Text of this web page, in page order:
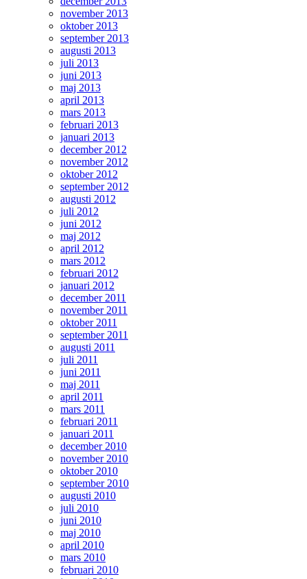
november 2013
oktober 2013
september 2013
augusti 2013
juli 2013
juni 2013
maj 2013
april 2013
mars 2013
februari 2013
januari 2013
december 2012
november 2012
oktober 2012
september 2012
augusti 2012
juli 2012
juni 2012
maj 2012
april 2012
mars 2012
februari 2012
januari 2012
december 2011
november 2011
oktober 2011
september 2011
augusti 2011
juli 2011
juni 2011
maj 2011
april 2011
mars 2011
februari 2011
januari 2011
december 2010
november 2010
oktober 2010
september 2010
augusti 2010
juli 2010
juni 2010
maj 2010
april 2010
mars 2010
februari 2010